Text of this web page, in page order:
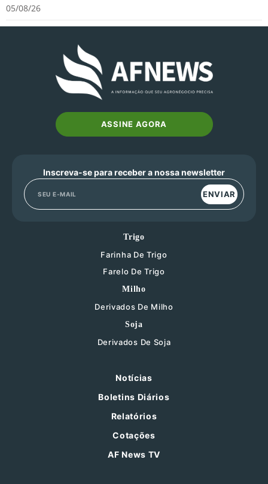
05/08/26
ASSINE AGORA
Inscreva-se para receber a nossa newsletter
ENVIAR
Trigo
Farinha De Trigo
Farelo De Trigo
Milho
Derivados De Milho
Soja
Derivados De Soja
Notícias
Boletins Diários
Relatórios
Cotações
AF News TV